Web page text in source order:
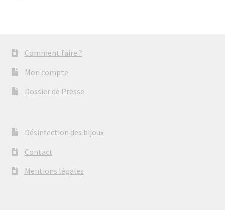
Comment faire ?
Mon compte
Dossier de Presse
Désinfection des bijoux
Contact
Mentions légales